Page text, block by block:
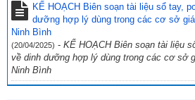
KẾ HOẠCH Biên soạn tài liệu sổ tay,
dưỡng hợp lý dùng trong các cơ sở
Ninh Bình
(20/04/2025) - KẾ HOẠCH Biên soạn tài liệu
về dinh dưỡng hợp lý dùng trong các cơ sở
Ninh Bình